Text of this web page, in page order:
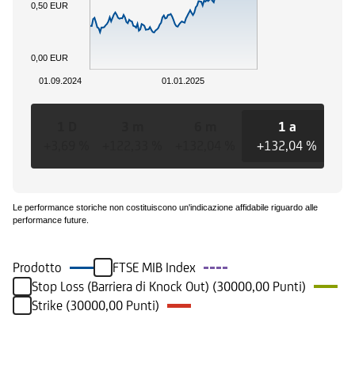
01.01.2025
01.09.2024
0,00 EUR
0,50 EUR
1 a
+132,04 %
Le performance storiche non costituiscono un'indicazione affidabile riguardo alle
performance future.
Prodotto
FTSE MIB Index
Stop Loss (Barriera di Knock Out) (30000,00 Punti)
Strike (30000,00 Punti)